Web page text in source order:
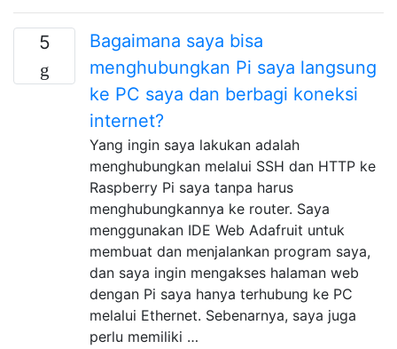
5
Bagaimana saya bisa
menghubungkan Pi saya langsung
ke PC saya dan berbagi koneksi
internet?
Yang ingin saya lakukan adalah
menghubungkan melalui SSH dan HTTP ke
Raspberry Pi saya tanpa harus
menghubungkannya ke router. Saya
menggunakan IDE Web Adafruit untuk
membuat dan menjalankan program saya,
dan saya ingin mengakses halaman web
dengan Pi saya hanya terhubung ke PC
melalui Ethernet. Sebenarnya, saya juga
perlu memiliki …